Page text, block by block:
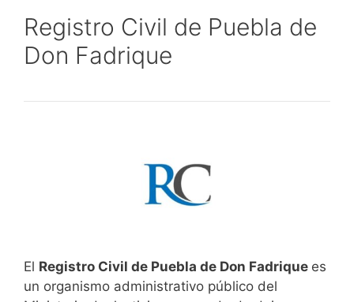
Registro Civil de Puebla de
Don Fadrique
El Registro Civil de Puebla de Don Fadrique es
un organismo administrativo público del